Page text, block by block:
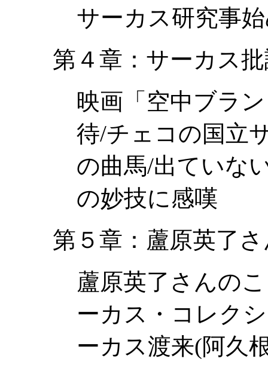
サーカス研究事
第４章：サーカス
映画「空中ブラ
待/チェコの国立
の曲馬/出ていな
の妙技に感嘆
第５章：蘆原英了
蘆原英了さんの
ーカス・コレク
ーカス渡来(阿久